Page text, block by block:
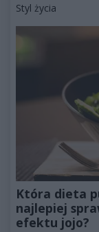
Kategorie artykułu:
Styl życia
Która dieta
najlepiej
efektu jojo?